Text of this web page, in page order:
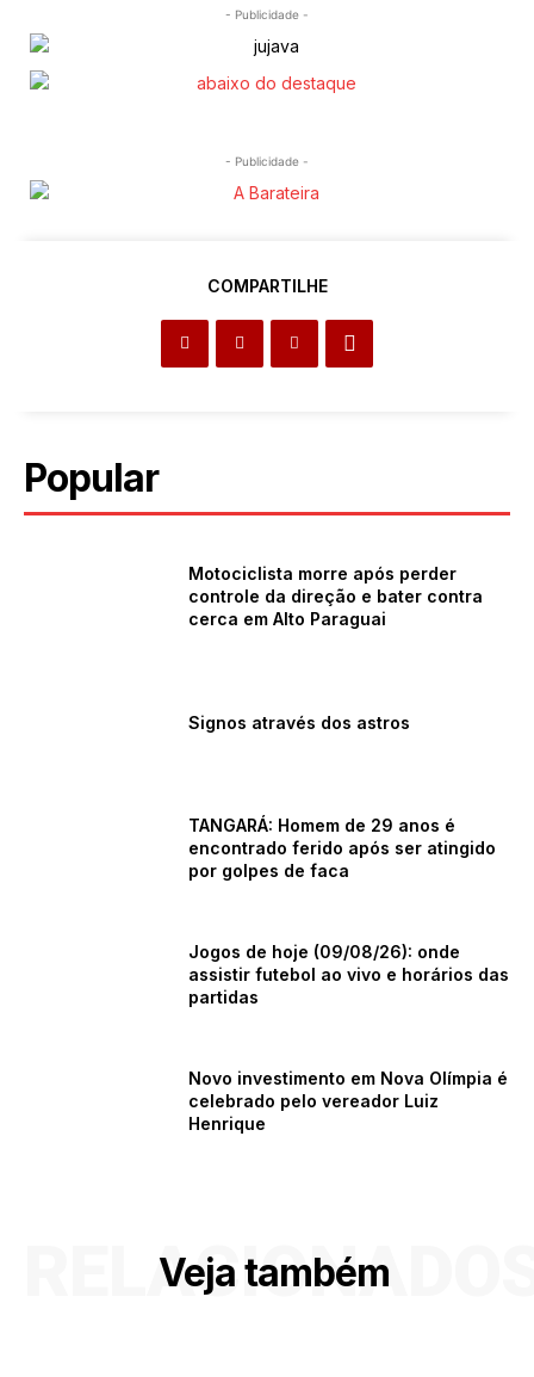
- Publicidade -
- Publicidade -
COMPARTILHE
Popular
Motociclista morre após perder
controle da direção e bater contra
cerca em Alto Paraguai
Signos através dos astros
TANGARÁ: Homem de 29 anos é
encontrado ferido após ser atingido
por golpes de faca
Jogos de hoje (09/08/26): onde
assistir futebol ao vivo e horários das
partidas
Novo investimento em Nova Olímpia é
celebrado pelo vereador Luiz
Henrique
Veja também